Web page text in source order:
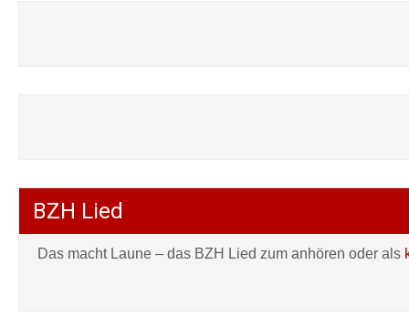
BZH Lied
Das macht Laune – das BZH Lied zum anhören oder als